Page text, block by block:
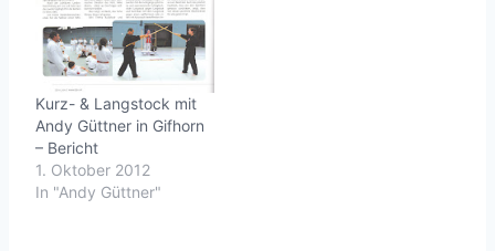
Kurz- & Langstock mit
Andy Güttner in Gifhorn
– Bericht
1. Oktober 2012
In "Andy Güttner"